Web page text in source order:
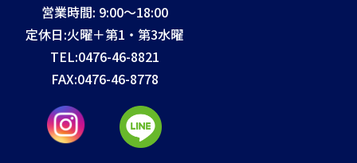
営業時間: 9:00～18:00
定休日:火曜＋第1・第3水曜
TEL:0476-46-8821
FAX:0476-46-8778